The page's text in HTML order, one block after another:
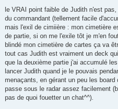
le VRAI point faible de Judith n'est
du commandant (tellement facile
mais l'exil de cimiière : mon cimetière
de partie, si on me l'exile tôt je m'en
blindé mon cimetière de cartes ça va
tout cas Judith est vraiment un deck
que la deuxième partie j'ai accumulé
lancer Judith quand je le pouvais
menaçants, en gérant un peu les
passe sous le radar assez facilement
pas de quoi fouetter un chat^^).